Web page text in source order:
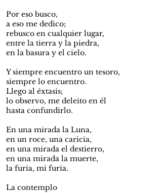
Por eso busco,
a eso me dedico;
rebusco en cualquier lugar,
entre la tierra y la piedra,
en la basura y el cielo.
Y siempre encuentro un tesoro,
siempre lo encuentro.
Llego al éxtasis;
lo observo, me deleito en él
hasta confundirlo.
En una mirada la Luna,
en un roce, una caricia,
en una mirada el destierro,
en una mirada la muerte,
la furia, mi furia.
La contemplo